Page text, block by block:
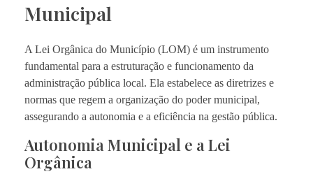
Municipal
A Lei Orgânica do Município (LOM) é um instrumento
fundamental para a estruturação e funcionamento da
administração pública local. Ela estabelece as diretrizes e
normas que regem a organização do poder municipal,
assegurando a autonomia e a eficiência na gestão pública.
Autonomia Municipal e a Lei
Orgânica